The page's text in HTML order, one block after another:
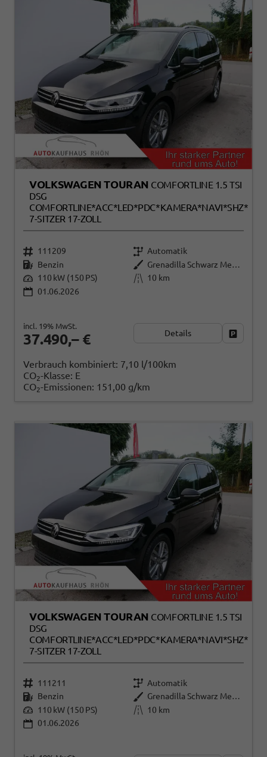
VOLKSWAGEN TOURAN COMFORTLINE 1.5 TSI
DSG
COMFORTLINE*ACC*LED*PDC*KAMERA*NAVI*SHZ*
7-SITZER 17-ZOLL
111209
Automatik
Benzin
Grenadilla Schwarz Metallic
110 kW (150 PS)
10 km
01.06.2026
37.490,– €
incl. 19% MwSt.
Details
Verbrauch kombiniert: 7,10 l/100km
CO2-Klasse: E
CO2-Emissionen: 151,00 g/km
VOLKSWAGEN TOURAN COMFORTLINE 1.5 TSI
DSG
COMFORTLINE*ACC*LED*PDC*KAMERA*NAVI*SHZ*
7-SITZER 17-ZOLL
111211
Automatik
Benzin
Grenadilla Schwarz Metallic
110 kW (150 PS)
10 km
01.06.2026